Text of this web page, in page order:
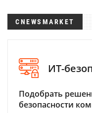
CNEWSMARKET
ИТ-
Подобрать
безопасности